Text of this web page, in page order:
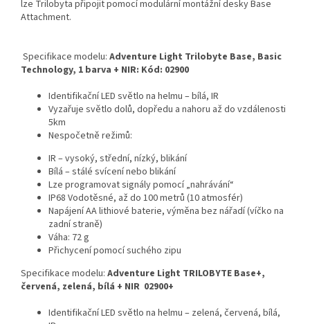
lze Trilobyta připojit pomocí modulární montážní desky Base
Attachment.
Specifikace modelu: Adventure Light Trilobyte Base, Basic
Technology, 1 barva + NIR: Kód: 02900
Identifikační LED světlo na helmu – bílá, IR
Vyzařuje světlo dolů, dopředu a nahoru až do vzdálenosti
5km
Nespočetně režimů:
IR – vysoký, střední, nízký, blikání
Bílá – stálé svícení nebo blikání
Lze programovat signály pomocí „nahrávání“
IP68 Vodotěsné, až do 100 metrů (10 atmosfér)
Napájení AA lithiové baterie, výměna bez nářadí (víčko na
zadní straně)
Váha: 72 g
Přichycení pomocí suchého zipu
Specifikace modelu: Adventure Light TRILOBYTE Base+,
červená, zelená, bílá + NIR 02900+
Identifikační LED světlo na helmu – zelená, červená, bílá,